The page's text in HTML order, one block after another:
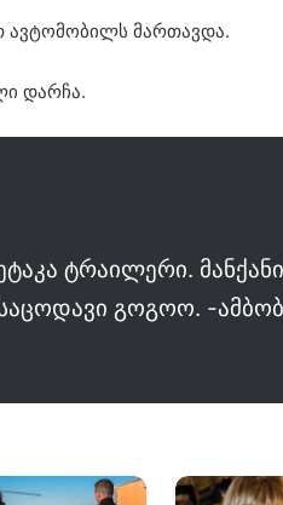
მართავდა.
დარჩა.
ტრაილერი.
გოგოო. -